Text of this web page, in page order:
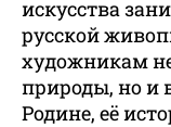
искусства
русской
художникам
природы, но и
Родине, её